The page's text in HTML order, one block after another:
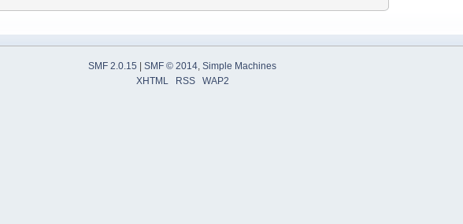
SMF 2.0.15 SMF © 2014 Simple Machines
XHTML
RSS WAP2